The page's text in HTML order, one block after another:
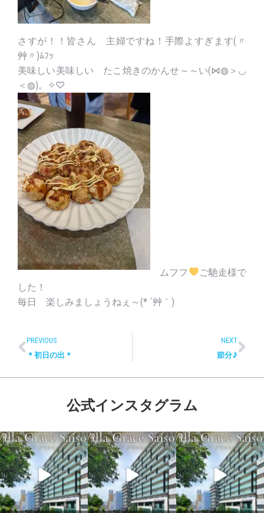
さすが！！皆さん 主婦ですね！手際よすぎます(〃
艸〃)ﾑﾌｯ
美味しい美味しい たこ焼きのかんせ～～い(⋈◍＞◡
＜◍)。✧♡
ムフフ
ご馳走様で
した！
毎日 楽しみましょうねぇ～(* ´艸｀)
PREVIOUS
＊初日の出＊
NEXT
節分♪
公式インスタグラム